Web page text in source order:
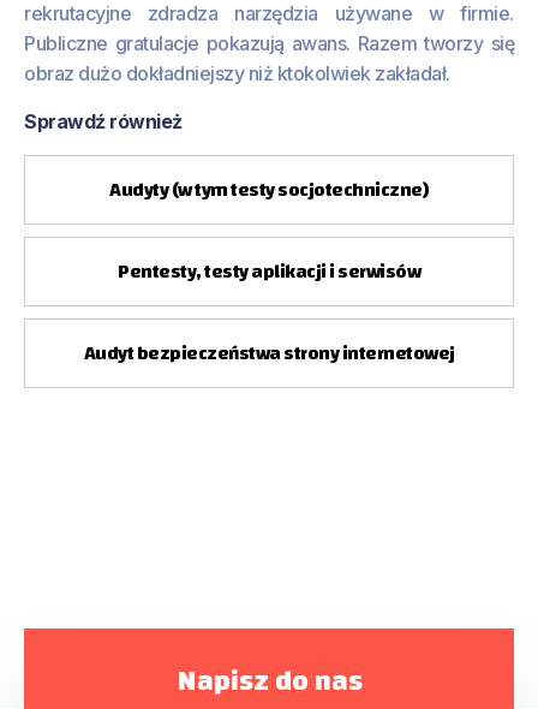
rekrutacyjne zdradza narzędzia używane w firmie.
Publiczne gratulacje pokazują awans. Razem tworzy się
obraz dużo dokładniejszy niż ktokolwiek zakładał.
Sprawdź również
Audyty (w tym testy socjotechniczne)
Pentesty, testy aplikacji i serwisów
Audyt bezpieczeństwa strony internetowej
Napisz do nas